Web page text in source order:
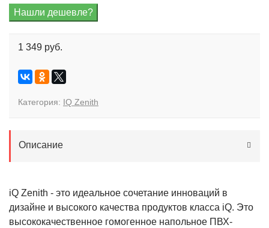
1 349 руб.
Категория: IQ Zenith
Описание
iQ Zenith - это идеальное сочетание инноваций в
дизайне и высокого качества продуктов класса iQ. Это
высококачественное гомогенное напольное ПВХ-